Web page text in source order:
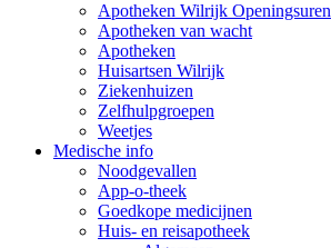
Apotheken Wilrijk Openingsuren
Apotheken van wacht
Apotheken
Huisartsen Wilrijk
Ziekenhuizen
Zelfhulpgroepen
Weetjes
Medische info
Noodgevallen
App-o-theek
Goedkope medicijnen
Huis- en reisapotheek